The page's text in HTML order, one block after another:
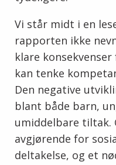
Vi står midt i en
rapporten ikke
klare
kan tenke
Den negative
blant både barn,
umiddelbare tiltak.
avgjørende for
deltakelse, og et